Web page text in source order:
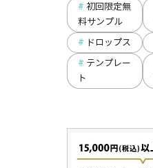
初回限定無
料サンプル
ドロップス
テンプレー
ト